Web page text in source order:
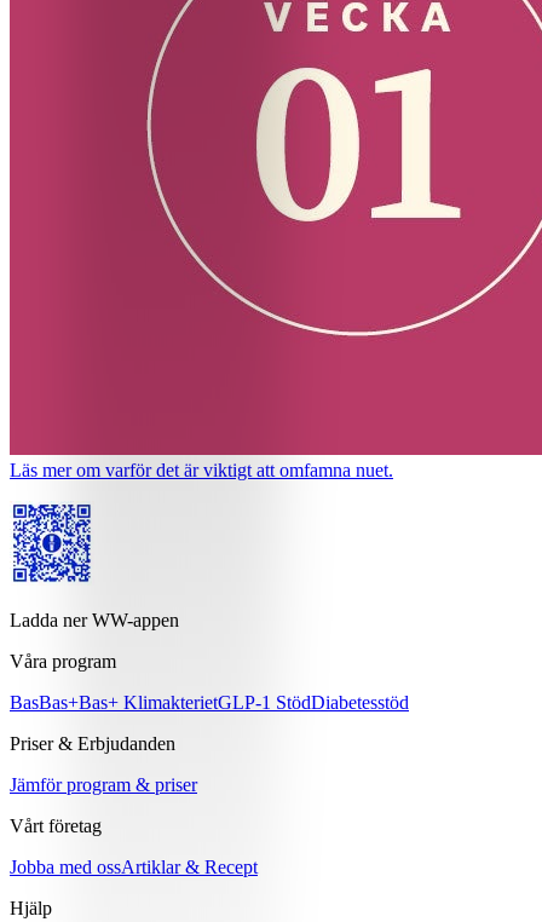
Läs mer om varför det är viktigt att omfamna nuet.
Ladda ner WW-appen
Våra program
BasBas+Bas+ KlimakterietGLP-1 StödDiabetesstöd
Priser & Erbjudanden
Jämför program & priser
Vårt företag
Jobba med ossArtiklar & Recept
Hjälp